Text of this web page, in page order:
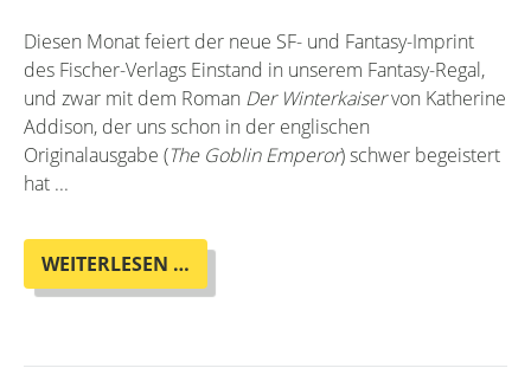
Diesen Monat feiert der neue SF- und Fantasy-Imprint
des Fischer-Verlags Einstand in unserem Fantasy-Regal,
und zwar mit dem Roman Der Winterkaiservon Katherine
Addison, der uns schon in der englischen
Originalausgabe (The Goblin Emperor) schwer begeistert
hat ...
WEITERLESEN …
ADDISON,